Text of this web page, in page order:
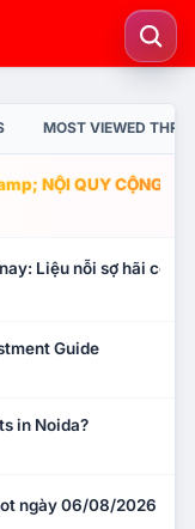
MOST VIEWED
NỘI QUY CỘNG
Liệu nỗi sợ hãi có
Guide
in Noida?
ngày 06/08/2026